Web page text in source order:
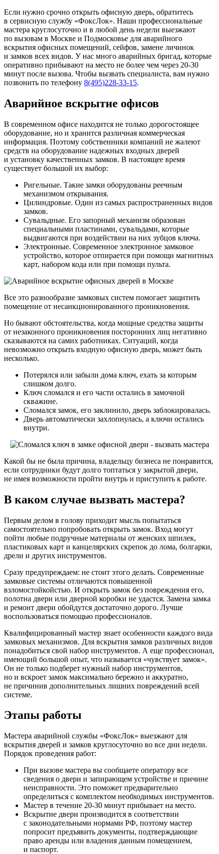
Если нужно срочно открыть офисную дверь, обратитесь
в сервисную службу «ФоксЛок». Наши профессиональные
мастера круглосуточно и в любой день недели выезжают
по вызовам в Москве и Подмосковье для аварийного
вскрытия офисных помещений, сейфов, замене личинок
и замков всех видов. У нас много аварийных бригад, которые
оперативно прибывают на место не более чем через 20-30
минут после вызова. Чтобы вызвать специалиста, вам нужно
позвонить по телефону 8(495)228-33-15.
Аварийное вскрытие офисов
В современном офисе находится не только дорогостоящее
оборудование, но и хранится различная коммерческая
информация. Поэтому собственники компаний не жалеют
средств на оборудование надежных входных дверей
и установку качественных замков. В настоящее время
существует большой их выбор:
Ригельные. Такие замки оборудованы реечным
механизмом открывания.
Цилиндровые. Один из самых распространенных видов
замков.
Сувальдные. Его запорный механизм образован
специальными пластинами, сувальдами, которые
выдвигаются при воздействии на них зубцов ключа.
Электронные. Современное электронное замковое
устройство, которое отпирается при помощи магнитных
карт, набором кода или при помощи пульта.
Все это разнообразие замковых систем помогает защитить
помещение от несанкционированного проникновения.
Но бывают обстоятельства, когда мощные средства защиты
от незаконного проникновения посторонних лиц негативно
сказываются на самих работниках. Ситуаций, когда
невозможно открыть входную офисную дверь, может быть
несколько.
Потерялся или забыли дома ключ, ехать за которым
слишком долго.
Ключ сломался и его части остались в замочной
скважине.
Сломался замок, его заклинило, дверь заблокировалась.
Дверь автоматически захлопнулась, а ключи остались
внутри.
Какой бы не была причина, владельцу бизнеса не понравится,
если сотрудники будут долго топтаться у закрытой двери,
не имея возможности пройти внутрь и приступить к работе.
В каком случае вызвать мастера?
Первым делом в голову приходит мысль попытаться
самостоятельно попробовать открыть замок. Вход могут
пойти любые подручные материалы от женских шпилек,
пластиковых карт и канцелярских скрепок до лома, болгарки,
дрели и других инструментов.
Сразу предупреждаем: не стоит этого делать. Современные
замковые системы отличаются повышенной
взломостойкойстью. И открыть замок без повреждения его,
полотна двери или дверной коробки не удастся. Замена замка
и ремонт двери обойдутся достаточно дорого. Лучше
воспользоваться помощью профессионалов.
Квалифицированный мастер знает особенности каждого вида
замковых механизмов. Для вскрытия замков различных видов
понадобиться свой набор инструментов. А еще профессионал,
имеющий большой опыт, что называется «чувствует замок».
Он не только подберет нужный набор инструментов,
но и вскроет замок максимально бережно и аккуратно,
не причинив дополнительных лишних повреждений всей
системе.
Этапы работы
Мастера аварийной службы «ФоксЛок» выезжают для
вскрытия дверей и замков круглосуточно во все дни недели.
Порядок проведения работ:
При вызове мастера вы сообщаете оператору все
сведения о двери и запирающем устройстве и причине
неисправности. Это поможет предварительно
определиться с комплектом необходимых инструментов.
Мастер в течение 20-30 минут прибывает на место.
Вскрытие двери производится в соответствии
с законодательными нормами РФ, поэтому мастер
попросит предъявить документы, подтверждающие
право аренды или владения данным помещением,
и паспорт.